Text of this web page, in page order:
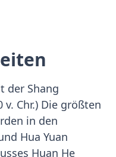
der Shang
v. Chr.) Die größten
in den
Hua Yuan
Huan He